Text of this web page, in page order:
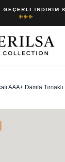
GEÇERLI İNDIRIM
✨✨✨
AAA+ Damla